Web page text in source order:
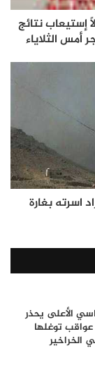
نتائج
اسرته بغارة
الأعلى يحذر
توغلها
الخراخير